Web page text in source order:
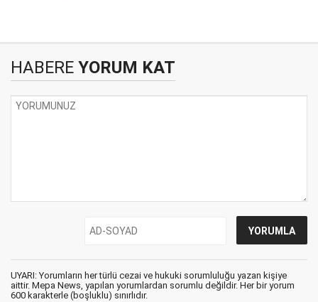
HABERE YORUM KAT
UYARI: Yorumların her türlü cezai ve hukuki sorumluluğu yazan kişiye
aittir. Mepa News, yapılan yorumlardan sorumlu değildir. Her bir yorum
600 karakterle (boşluklu) sınırlıdır.